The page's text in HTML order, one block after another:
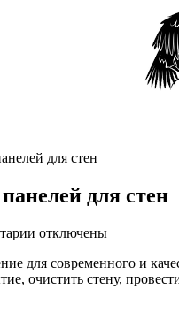
для стен
для стен
к
Разновидности
декоративных
отключены
для современного и
очистить стену,